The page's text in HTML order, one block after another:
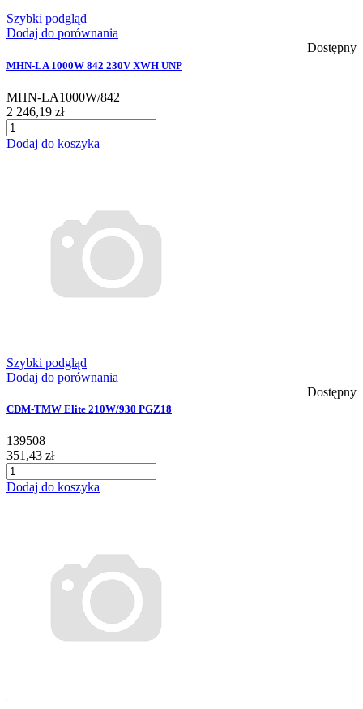
Szybki podgląd
Dodaj do porównania
Dostępny
MHN-LA 1000W 842 230V XWH UNP
MHN-LA1000W/842
2 246,19 zł
Dodaj do koszyka
Szybki podgląd
Dodaj do porównania
Dostępny
CDM-TMW Elite 210W/930 PGZ18
139508
351,43 zł
Dodaj do koszyka